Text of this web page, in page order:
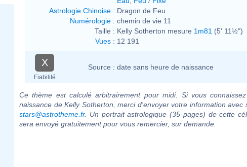
Astrologie Chinoise : Dragon de Feu
Numérologie : chemin de vie 11
Taille : Kelly Sotherton mesure 1m81 (5' 11½")
Vues : 12 191
X
Fiabilité
Source : date sans heure de naissance
Ce thème est calculé arbitrairement pour midi. Si vous
naissance de Kelly Sotherton, merci d'envoyer votre information avec
stars@astrotheme.fr. Un portrait astrologique (35 pages) de cette
sera envoyé gratuitement pour vous remercier, sur demande.